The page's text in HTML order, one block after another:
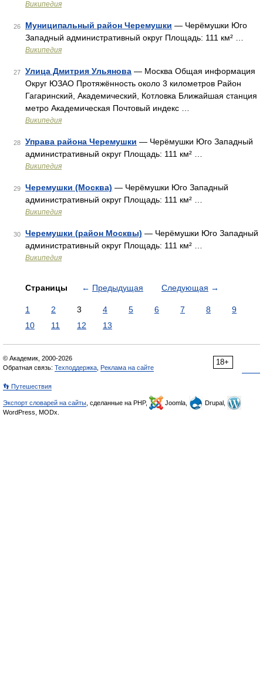
Википедия
26 Муниципальный район Черемушки — Черёмушки Юго
Западный административный округ Площадь: 111 км² …
Википедия
27 Улица Дмитрия Ульянова — Москва Общая информация
Округ ЮЗАО Протяжённость около 3 километров Район
Гагаринский, Академический, Котловка Ближайшая станция
метро Академическая Почтовый индекс …
Википедия
28 Управа района Черемушки — Черёмушки Юго Западный
административный округ Площадь: 111 км² …
Википедия
29 Черемушки (Москва) — Черёмушки Юго Западный
административный округ Площадь: 111 км² …
Википедия
30 Черемушки (район Москвы) — Черёмушки Юго Западный
административный округ Площадь: 111 км² …
Википедия
Страницы ← Предыдущая Следующая →
1 2 3 4 5 6 7 8
9
10
11 12 13
18+
© Академик, 2000-2026
Обратная связь: Техподдержка Реклама на сайте
👣 Путешествия
Экспорт словарей на сайты , сделанные на PHP, Joomla,
Drupal,
WordPress, MODx.